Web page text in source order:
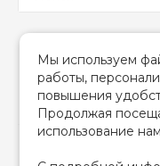
Мы используем
работы,
повышения
Продолжая
использование